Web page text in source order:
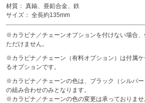
材質： 真鍮、亜鉛合金、鉄
サイズ： 全長約135mm
※カラビナ／チェーンオプションを付けない場合
ただけません。
※カラビナ／チェーン（有料オプション）は付属
るオプションです。
※カラビナ／チェーンの色は、ブラック（シルバー
の組み合わせのみとなります。
※カラビナ／チェーンの色の変更は承っておりませ